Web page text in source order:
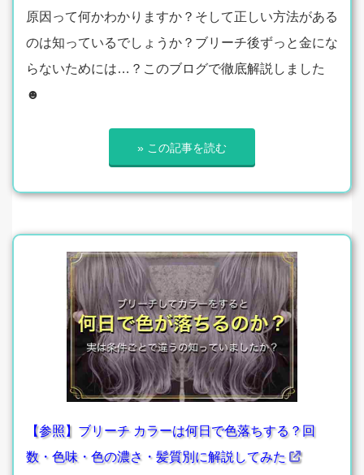
原因って何かわかりますか？そして正しい方法がある
のは知っているでしょうか？ブリーチ後ずっと金にな
らないためには…？このブログで徹底解説しました
☻
» この記事を読む
【参照】ブリーチ カラーは何日で色落ちする？回
数・色味・色の濃さ・髪質別に解説してみた